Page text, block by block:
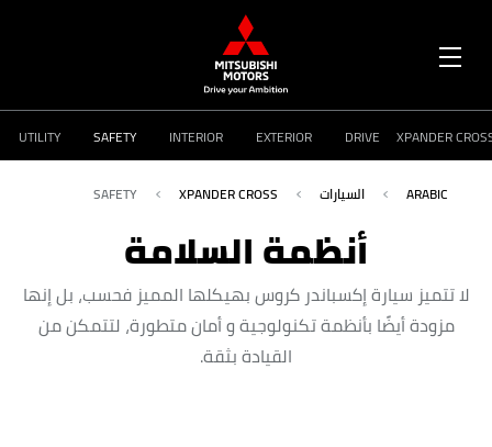
MENU
XPANDER
DRIVE
EXTERIOR
INTERIOR
SAFETY
UTILITY
ARABIC السيارات XPANDER CROSS
SAFETY
أنظمة السلامة
لا تتميز سيارة إكسباندر كروس بهيكلها المميز فحسب، بل إنها
مزودة أيضًا بأنظمة تكنولوجية و أمان متطورة، لتتمكن من
القيادة بثقة.